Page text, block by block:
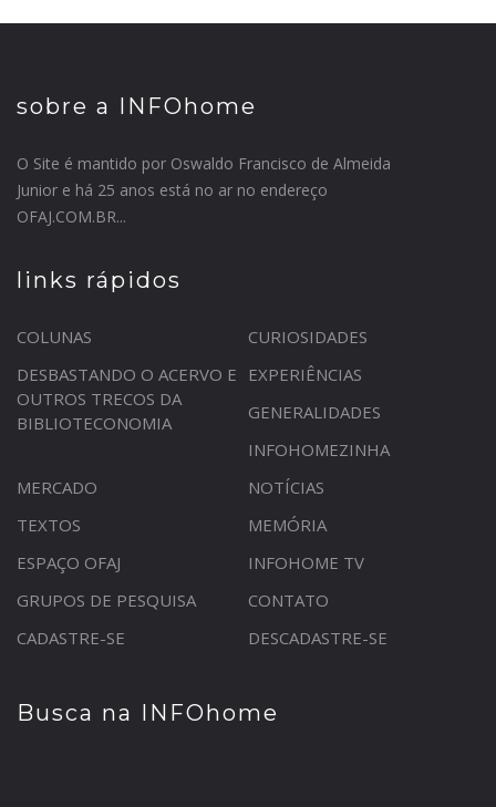
sobre a INFOhome
O Site é mantido por Oswaldo Francisco de Almeida
Junior e há 25 anos está no ar no endereço
OFAJ.COM.BR...
links rápidos
COLUNAS
CURIOSIDADES
DESBASTANDO O ACERVO E
OUTROS TRECOS DA
BIBLIOTECONOMIA
EXPERIÊNCIAS
GENERALIDADES
INFOHOMEZINHA
MERCADO
NOTÍCIAS
TEXTOS
MEMÓRIA
ESPAÇO OFAJ
INFOHOME TV
GRUPOS DE PESQUISA
CONTATO
CADASTRE-SE
DESCADASTRE-SE
Busca na INFOhome